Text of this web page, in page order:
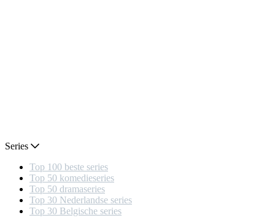
Series
Top 100 beste series
Top 50 komedieseries
Top 50 dramaseries
Top 30 Nederlandse series
Top 30 Belgische series